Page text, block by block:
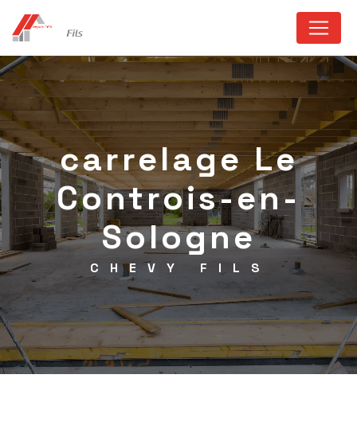
carrelage Le
Controis-en-
Sologne
CHEVY FILS